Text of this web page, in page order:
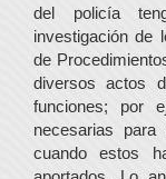
del policía
investigación de
de
diversos actos
funciones; por
necesarias
cuando estos